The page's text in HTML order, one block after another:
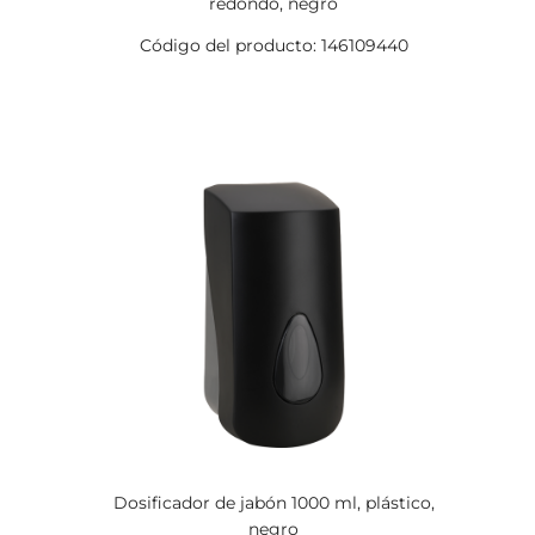
Código del producto: 146109440
Dosificador de jabón 1000 ml, plástico,
negro